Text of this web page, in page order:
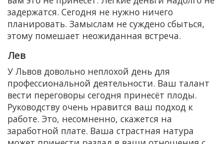
задержатся. Сегодня не нужно ничего
планировать. Замыслам не суждено сбыться,
этому помешает неожиданная встреча.
Лев
У Львов довольно неплохой день для
профессиональной деятельности. Ваш талант
вести переговоры сегодня принесёт плоды.
Руководству очень нравится ваш подход к
работе. Это, несомненно, скажется на
заработной плате. Ваша страстная натура